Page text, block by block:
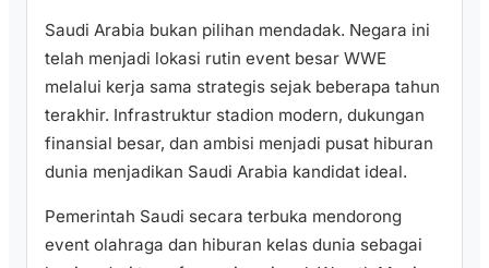
Saudi Arabia bukan pilihan mendadak. Negara ini
telah menjadi lokasi rutin event besar WWE
melalui kerja sama strategis sejak beberapa tahun
terakhir. Infrastruktur stadion modern, dukungan
finansial besar, dan ambisi menjadi pusat hiburan
dunia menjadikan Saudi Arabia kandidat ideal.
Pemerintah Saudi secara terbuka mendorong
event olahraga dan hiburan kelas dunia sebagai